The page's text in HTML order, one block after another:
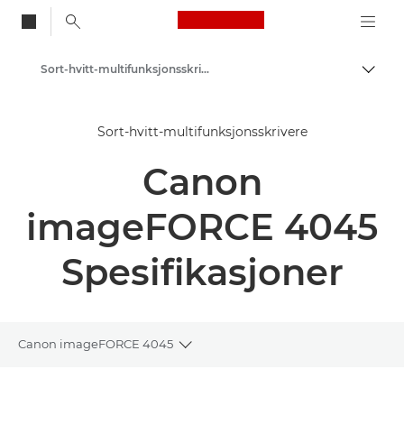
Canon Logo, back
Løsninger og tjenester
Produkter og løsninger
Multifunksjonsskrivere – Kompakte skrivere
Sort-hvitt-multifunksjonsskrivere
Sort-hvitt-multifunksjonsskrivere
Canon
imageFORCE 4045
Spesifikasjoner
Canon imageFORCE 4045
Toggle breadcrumbs